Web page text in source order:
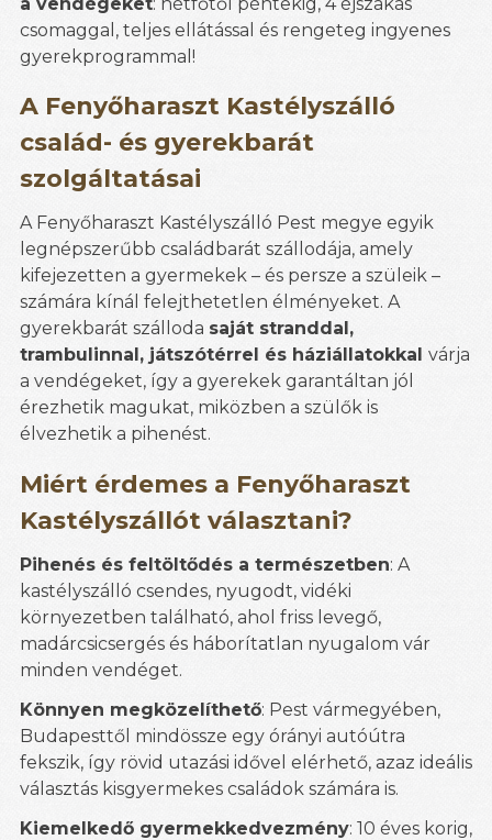
csomaggal, teljes ellátással és rengeteg ingyenes
gyerekprogrammal!
A Fenyőharaszt Kastélyszálló
család- és gyerekbarát
szolgáltatásai
A Fenyőharaszt Kastélyszálló Pest megye egyik
legnépszerűbb családbarát szállodája, amely
kifejezetten a gyermekek – és persze a szüleik –
számára kínál felejthetetlen élményeket. A
gyerekbarát szálloda saját stranddal,
trambulinnal, játszótérrel és háziállatokkal várja
a vendégeket, így a gyerekek garantáltan jól
érezhetik magukat, miközben a szülők is
élvezhetik a pihenést.
Miért érdemes a Fenyőharaszt
Kastélyszállót választani?
Pihenés és feltöltődés a természetben: A
kastélyszálló csendes, nyugodt, vidéki
környezetben található, ahol friss levegő,
madárcsicsergés és háborítatlan nyugalom vár
minden vendéget.
Könnyen megközelíthető: Pest vármegyében,
Budapesttől mindössze egy órányi autóútra
fekszik, így rövid utazási idővel elérhető, azaz ideális
választás kisgyermekes családok számára is.
Kiemelkedő gyermekkedvezmény: 10 éves korig,